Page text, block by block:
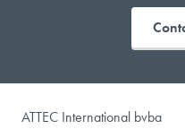
ATTEC International bvba